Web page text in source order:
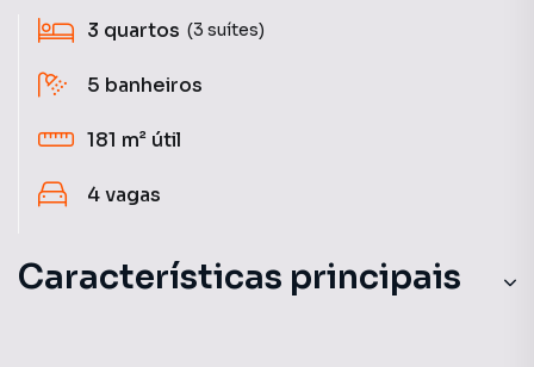
3 quartos (3 suítes)
5 banheiros
181 m² útil
4vagas
Características principais